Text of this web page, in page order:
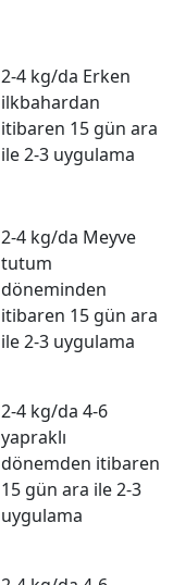
2-4 kg/da Erken
ilkbahardan
itibaren 15 gün ara
ile 2-3 uygulama
2-4 kg/da Meyve
tutum
döneminden
itibaren 15 gün ara
ile 2-3 uygulama
2-4 kg/da 4-6
yapraklı
dönemden itibaren
15 gün ara ile 2-3
uygulama